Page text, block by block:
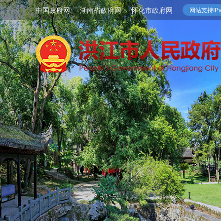
中国政府网 湖南省政府网 怀化市政府网 网站支持